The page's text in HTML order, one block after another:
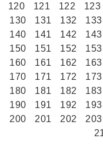
120
121 122 123
130
131 132 133
140
141 142 143
150
151 152 153
160
161 162 163
170
171 172 173
180
181 182 183
190
191 192 193
200
201 202 203